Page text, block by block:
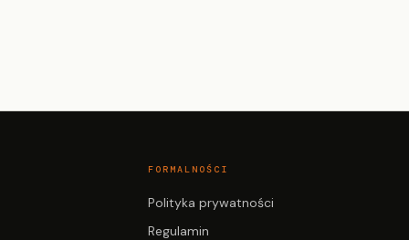
FORMALNOŚCI
Polityka prywatności
Regulamin